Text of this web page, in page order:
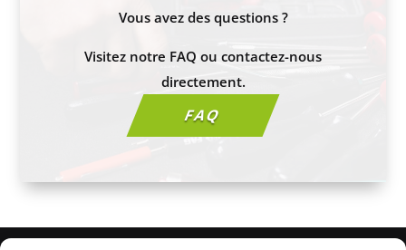
Vous avez des questions ?
Visitez notre FAQ ou contactez-nous
directement.
FAQ